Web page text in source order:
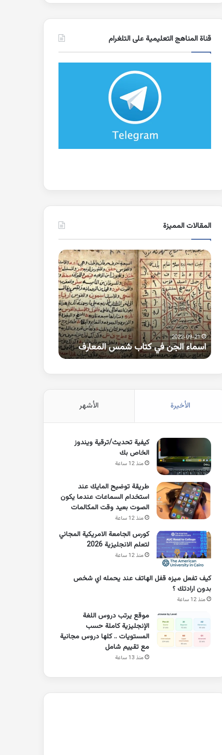
قناة المناهج التعليمية على التلغرام
المقالات المميزة
اسماء
الجن
في
كتاب
شمس
المعارف
2022-09-21
اسماء الجن في كتاب شمس المعارف
كلمات
بها
همزة
متطرفة
على
الواو
الأخيرة الأشهر
كيفية تحديث/ترقية ويندوز
الخاص بك
منذ 12 ساعة
طريقة توضيح المايك عند
استخدام السماعات عندما يكون
الصوت بعيد وقت المكالمات
منذ 12 ساعة
كورس الجامعة الامريكية المجاني
لتعلم الانجليزية 2026
منذ 12 ساعة
كيف تفعل ميزه قفل الهاتف عند يحمله اي شخص
بدون ارادتك ؟
منذ 12 ساعة
موقع يرتب دروس اللغة
الإنجليزية كاملة حسب
المستويات .. كلها دروس مجانية
مع تقييم شامل
منذ 13 ساعة